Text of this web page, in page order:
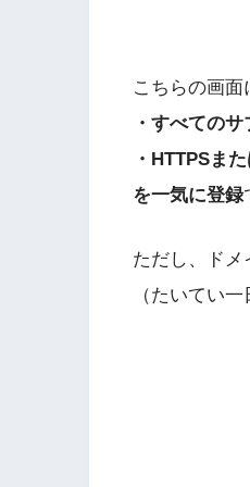
こちらの画面
・すべての
・HTTPSま
を一気に登録
ただし、ドメ
（たいてい一